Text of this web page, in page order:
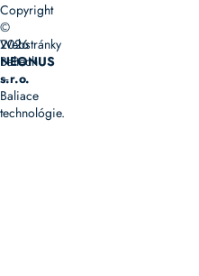
Copyright
©
2026
Baltech
–
Baliace
technológie.
Webstránky
NEONUS
s.r.o.